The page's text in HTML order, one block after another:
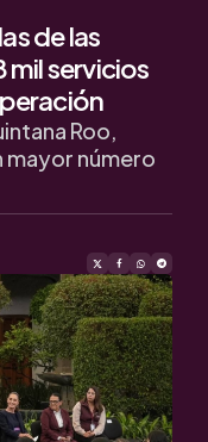
de las
mil servicios
Roo,
mayor número